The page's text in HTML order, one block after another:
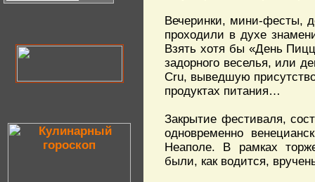
Вечеринки, мини-фесты,
проходили в духе
Взять хотя бы «День
задорного веселья, или
Cru, выведшую
продуктах питания…
Закрытие фестиваля,
одновременно
Неаполе. В рамках
были, как водится,